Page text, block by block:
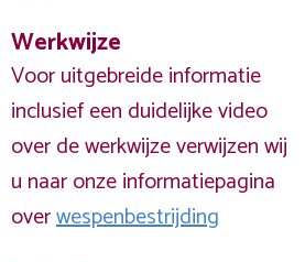
Werkwijze
Voor uitgebreide informatie
inclusief een duidelijke video
over de werkwijze verwijzen wij
u naar onze informatiepagina
overwespenbestrijding